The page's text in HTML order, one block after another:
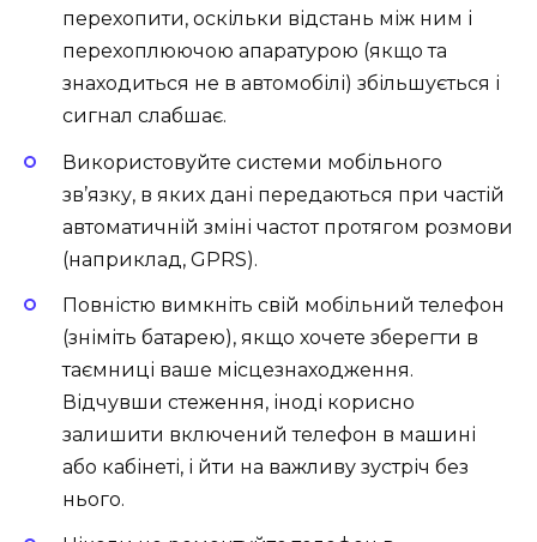
перехопити, оскільки відстань між ним і
перехоплюючою апаратурою (якщо та
знаходиться не в автомобілі) збільшується і
сигнал слабшає.
Використовуйте системи мобільного
зв’язку, в яких дані передаються при частій
автоматичній зміні частот протягом розмови
(наприклад, GPRS).
Повністю вимкніть свій мобільний телефон
(зніміть батарею), якщо хочете зберегти в
таємниці ваше місцезнаходження.
Відчувши стеження, іноді корисно
залишити включений телефон в машині
або кабінеті, і йти на важливу зустріч без
нього.